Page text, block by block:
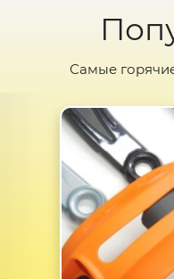
Самые